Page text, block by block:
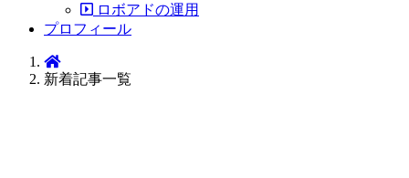
ロボアドの運用
プロフィール
新着記事一覧